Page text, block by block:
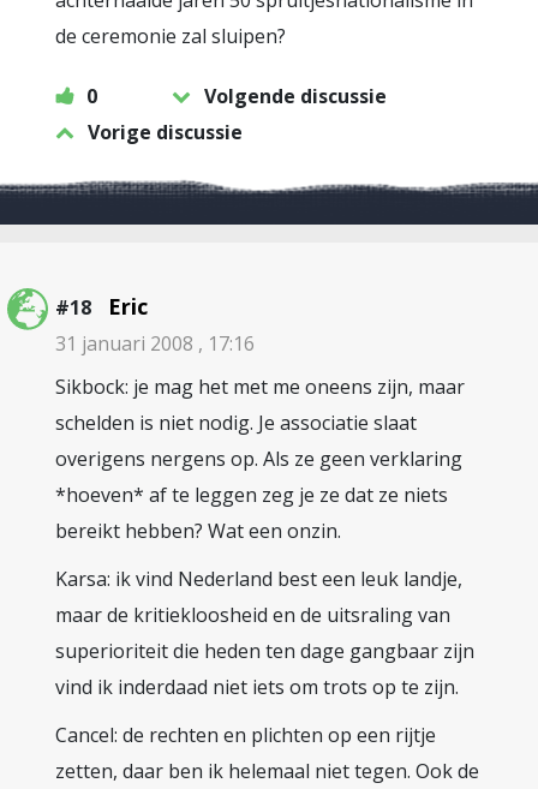
de ceremonie zal sluipen?
0
Volgende discussie
Vorige discussie
#18 Eric
31 januari 2008 , 17:16
Sikbock: je mag het met me oneens zijn, maar
schelden is niet nodig. Je associatie slaat
overigens nergens op. Als ze geen verklaring
*hoeven* af te leggen zeg je ze dat ze niets
bereikt hebben? Wat een onzin.
Karsa: ik vind Nederland best een leuk landje,
maar de kritiekloosheid en de uitsraling van
superioriteit die heden ten dage gangbaar zijn
vind ik inderdaad niet iets om trots op te zijn.
Cancel: de rechten en plichten op een rijtje
zetten, daar ben ik helemaal niet tegen. Ook de